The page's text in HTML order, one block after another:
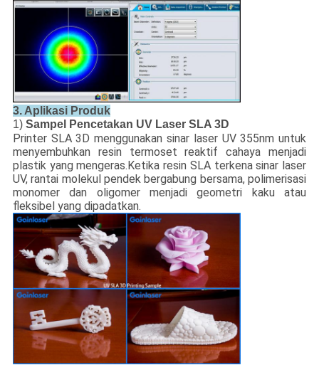
3. Aplikasi Produk
1) Sampel Pencetakan UV Laser SLA 3D
Printer SLA 3D menggunakan sinar laser UV 355nm untuk
menyembuhkan resin termoset reaktif cahaya menjadi
plastik yang mengeras.Ketika resin SLA terkena sinar laser
UV, rantai molekul pendek bergabung bersama, polimerisasi
monomer dan oligomer menjadi geometri kaku atau
fleksibel yang dipadatkan.